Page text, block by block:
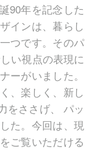
90年を記念した
インは、暮らし
つです。そのパ
い視点の表現に
ーがいました。
、楽しく、新し
をささげ、 パッ
た。今回は、現
ご覧いただける